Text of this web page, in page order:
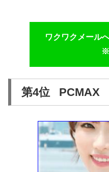
ワクワクメール
第4位 PCMAX